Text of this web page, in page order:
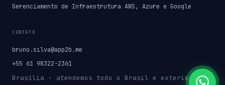
Gerenciamento de Infraestrutura AWS, Azure e Google
CONTATO
bruno.silva@app2b.me
+55 61 98322-2361
Brasília · atendemos todo o Brasil e exterior